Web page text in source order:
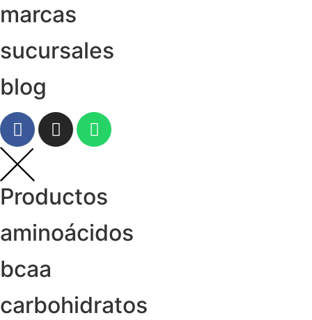
marcas
sucursales
blog
Productos
aminoácidos
bcaa
carbohidratos